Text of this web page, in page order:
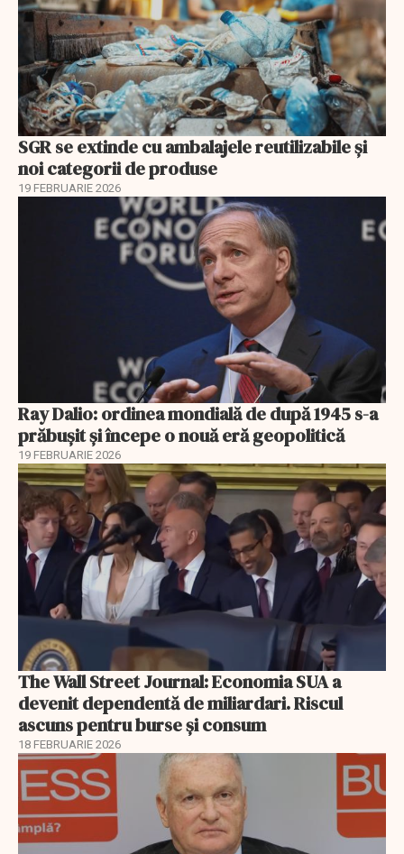
SGR se extinde cu ambalajele reutilizabile și
noi categorii de produse
19 FEBRUARIE 2026
Ray Dalio: ordinea mondială de după 1945 s-a
prăbușit și începe o nouă eră geopolitică
19 FEBRUARIE 2026
The Wall Street Journal: Economia SUA a
devenit dependentă de miliardari. Riscul
ascuns pentru burse și consum
18 FEBRUARIE 2026
EXCLUSIV